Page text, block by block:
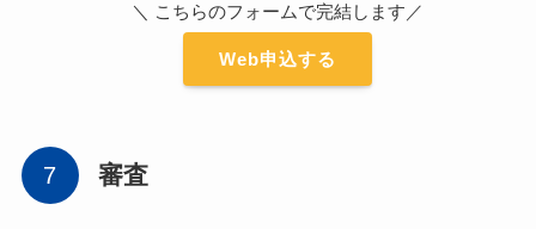
＼ こちらのフォームで完結します／
Web申込する
審査